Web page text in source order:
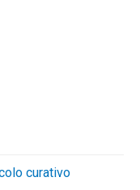
curativo